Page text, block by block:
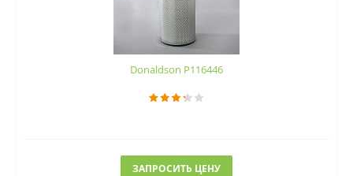
Donaldson P116446
ЗАПРОСИТЬ ЦЕНУ